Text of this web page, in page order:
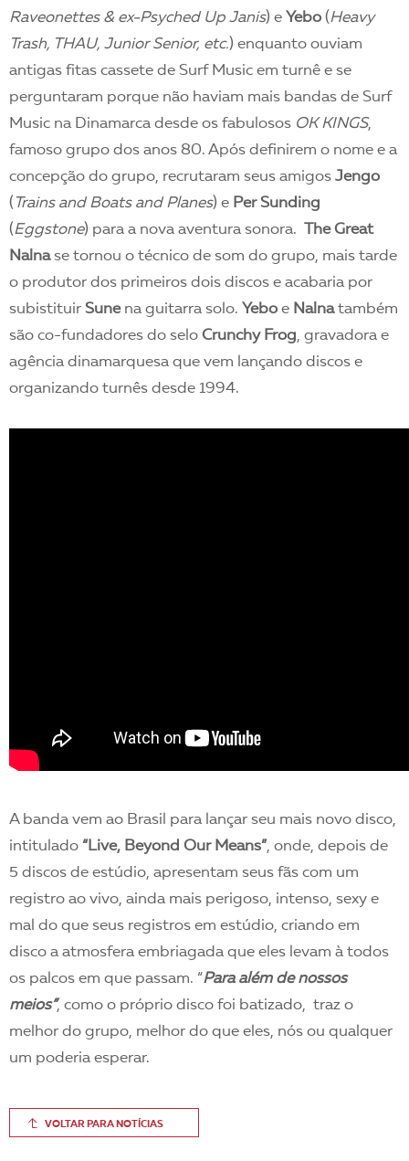
Raveonettes & ex-Psyched Up Janis) e Yebo (Heavy
Trash, THAU, Junior Senior, etc.) enquanto ouviam
antigas fitas cassete de Surf Music em turnê e se
perguntaram porque não haviam mais bandas de Surf
Music na Dinamarca desde os fabulosos OK KINGS,
famoso grupo dos anos 80. Após definirem o nome e a
concepção do grupo, recrutaram seus amigos Jengo
( Trains and Boats and Planes) e Per Sunding
(Eggstone) para a nova aventura sonora.
The Great
Nalnase tornou o técnico de som do grupo, mais tarde
o produtor dos primeiros dois discos e acabaria por
subistituir Sunena guitarra solo. Yebo e Nalnatambém
são co-fundadores do selo Crunchy Frog, gravadora e
agência dinamarquesa que vem lançando discos e
organizando turnês desde 1994.
A banda vem ao Brasil para lançar seu mais novo disco,
intitulado “Live, Beyond Our Means”, onde, depois de
5 discos de estúdio, apresentam seus fãs com um
registro ao vivo, ainda mais perigoso, intenso, sexy e
mal do que seus registros em estúdio, criando em
disco a atmosfera embriagada que eles levam à todos
os palcos em que passam. “Para além de nossos
meios”, como o próprio disco foi batizado, traz o
melhor do grupo, melhor do que eles, nós ou qualquer
um poderia esperar.
VOLTAR PARA NOTÍCIAS